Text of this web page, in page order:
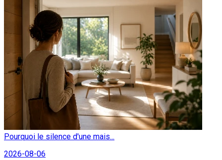
Pourquoi le silence d'une mais...
2026-08-06